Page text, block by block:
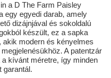
a D The Farm Paisley
egy egyedi darab, amely
dizájnjával és sokoldalú
készült, ez a sapka
akik modern és kényelmes
A patentzár
kívánt méretre, így minden
garantál.